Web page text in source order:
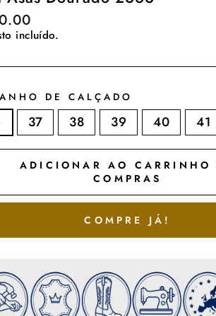
incluído.
DE CALÇADO
37 38 39 40 41
ADICIONAR AO CARRINHO
COMPRAS
COMPRE JÁ!